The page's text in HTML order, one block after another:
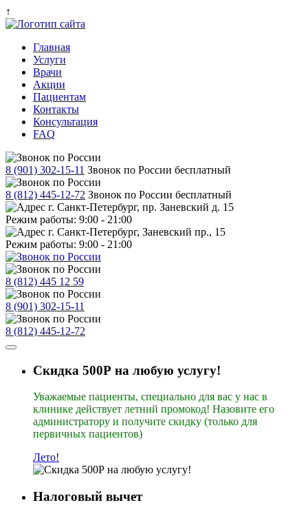
↑
Главная
Услуги
Врачи
Акции
Пациентам
Контакты
Консультация
FAQ
8 (901) 302-15-11 Звонок по России бесплатный
8 (812) 445-12-72 Звонок по России бесплатный
г. Санкт-Петербург, пр. Заневский д. 15
Режим работы: 9:00 - 21:00
г. Санкт-Петербург, Заневский пр., 15
Режим работы: 9:00 - 21:00
8 (812) 445 12 59
8 (901) 302-15-11
8 (812) 445-12-72
Скидка 500Р на любую услугу!
Уважаемые пациенты, специально для вас у нас в
клинике действует летний промокод! Назовите его
администратору и получите скидку (только для
первичных пациентов)
Лето!
Налоговый вычет